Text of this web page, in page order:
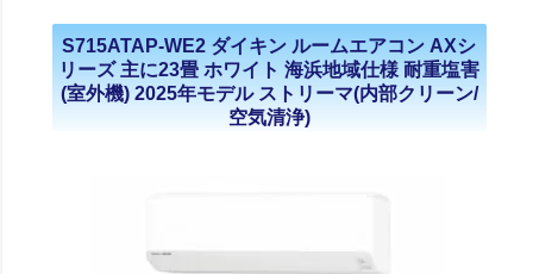
S715ATAP-WE2 ダイキン ルームエアコン AXシ
リーズ 主に23畳 ホワイト 海浜地域仕様 耐重塩害
(室外機) 2025年モデル ストリーマ(内部クリーン/
空気清浄)